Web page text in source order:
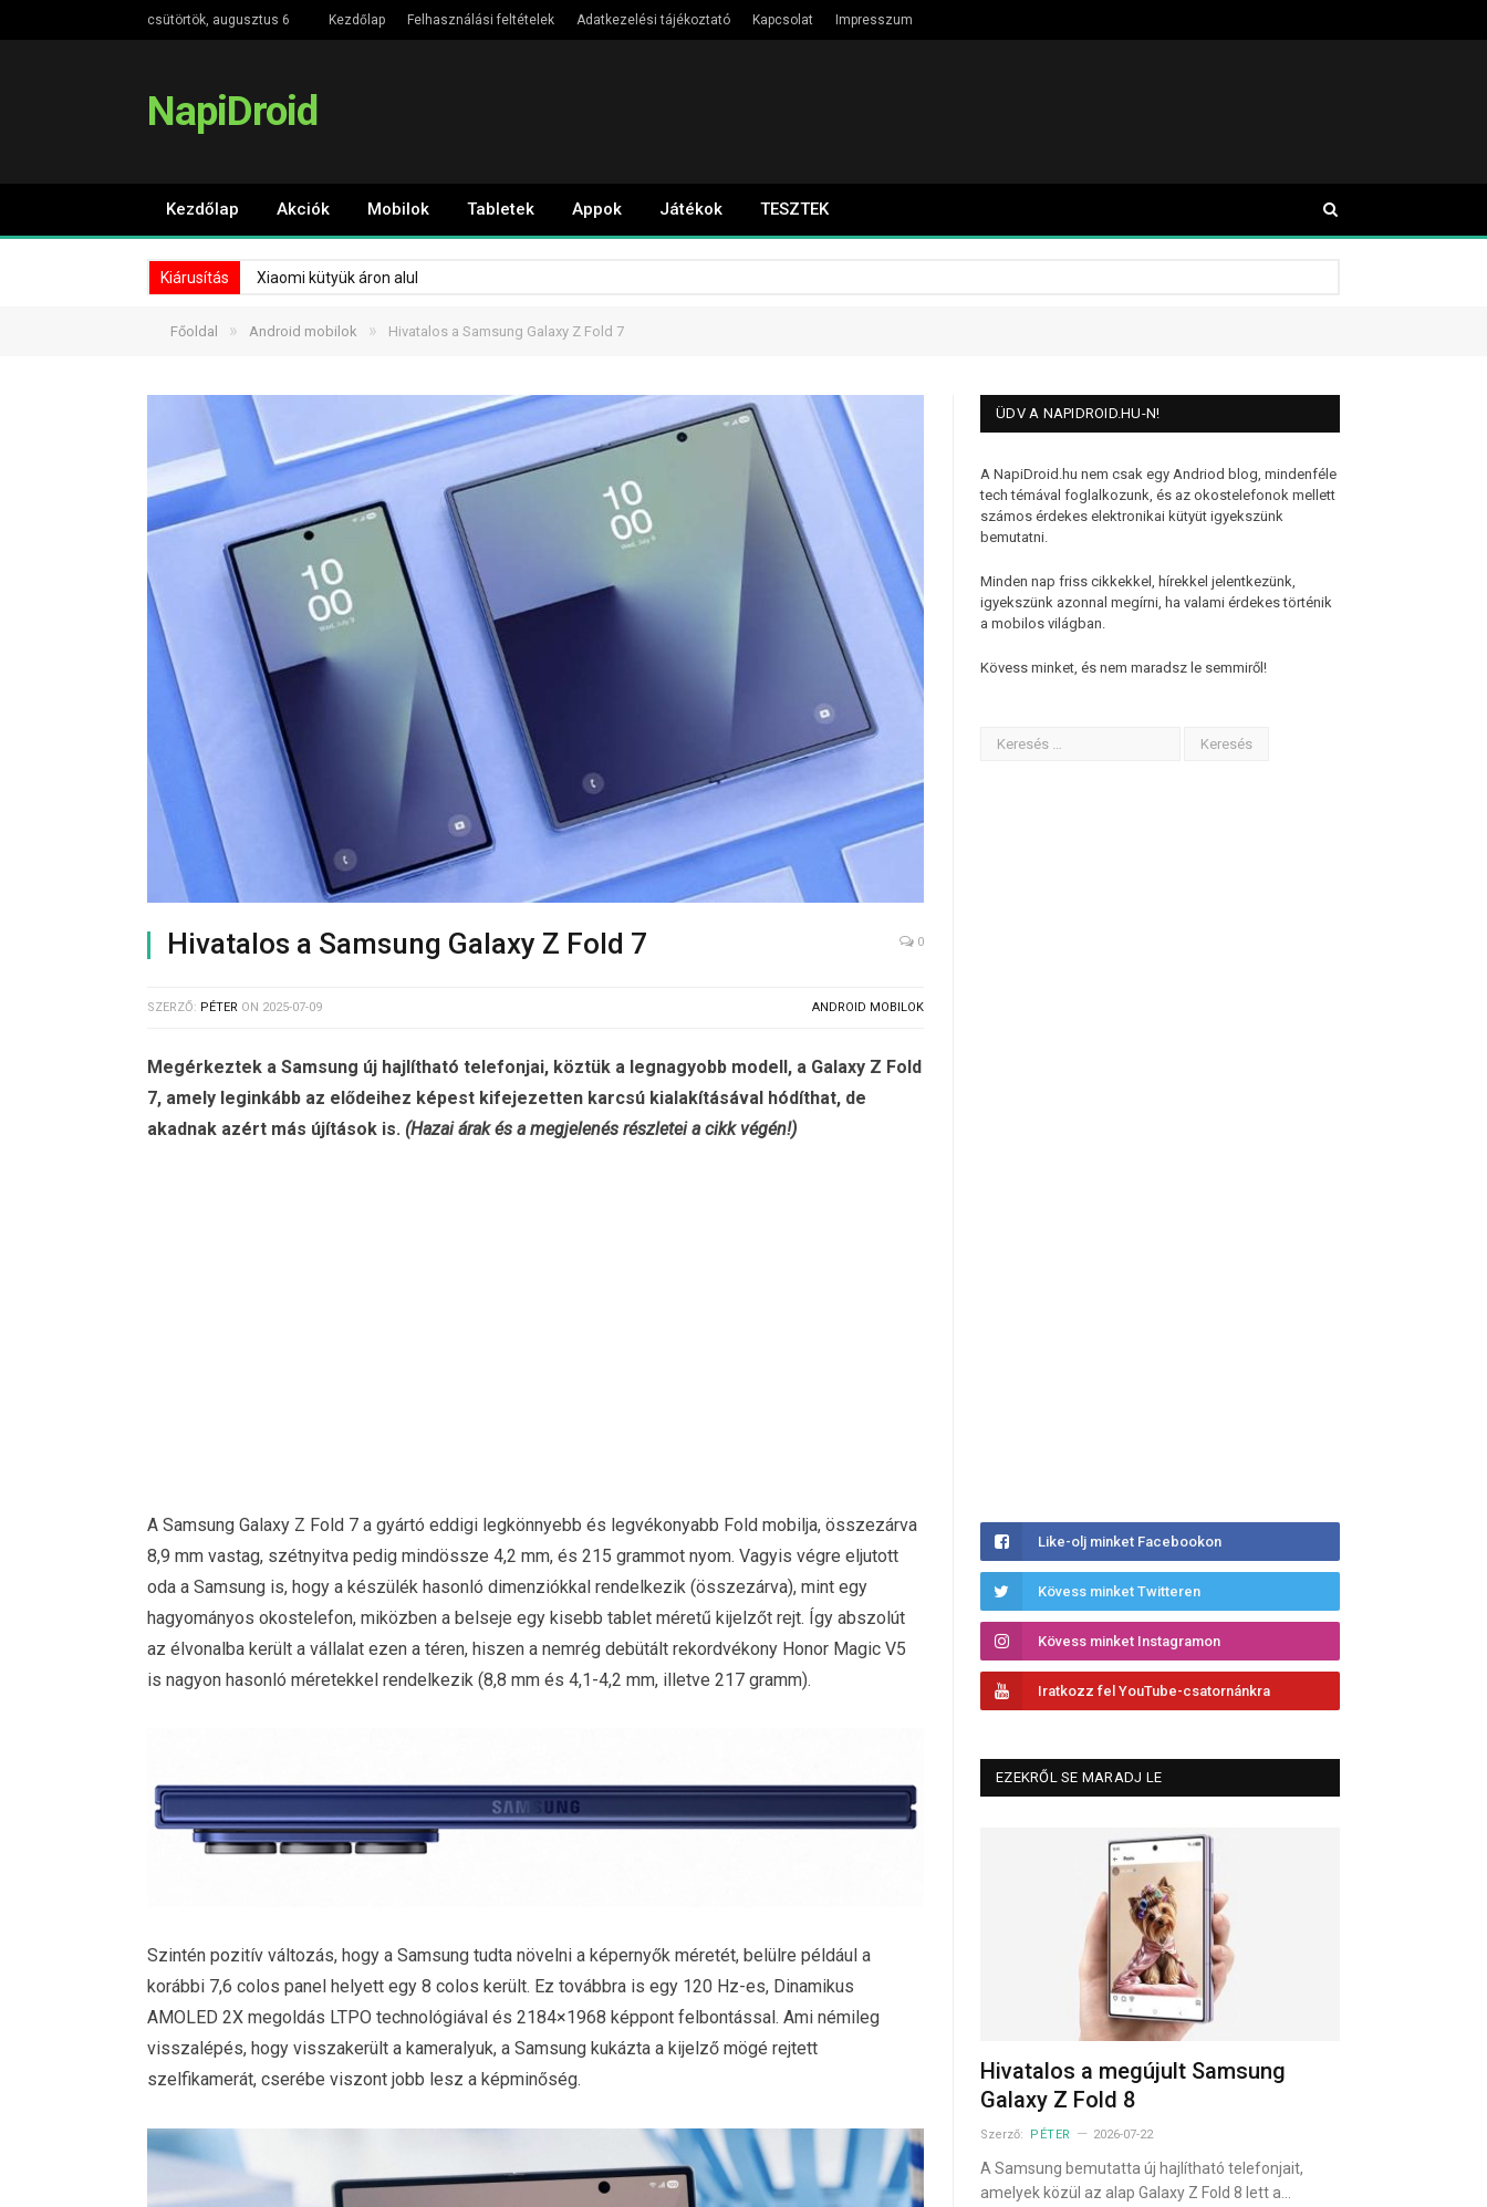
csütörtök, augusztus 6 Kezdőlap Felhasználási feltételek Adatkezelési tájékoztató Kapcsolat Impresszum
NapiDroid
Kezdőlap Akciók Mobilok Tabletek Appok Játékok TESZTEK
Kiárusítás Xiaomi kütyük áron alul
Főoldal » Android mobilok » Hivatalos a Samsung Galaxy Z Fold 7
Hivatalos a Samsung Galaxy Z Fold 7 0
SZERZŐ: PÉTER ON 2025-07-09 ANDROID MOBILOK
Megérkeztek a Samsung új hajlítható telefonjai, köztük a legnagyobb modell, a Galaxy Z Fold
7, amely leginkább az elődeihez képest kifejezetten karcsú kialakításával hódíthat, de
akadnak azért más újítások is. (Hazai árak és a megjelenés részletei a cikk végén!)
A Samsung Galaxy Z Fold 7 a gyártó eddigi legkönnyebb és legvékonyabb Fold mobilja, összezárva
8,9 mm vastag, szétnyitva pedig mindössze 4,2 mm, és 215 grammot nyom. Vagyis végre eljutott
oda a Samsung is, hogy a készülék hasonló dimenziókkal rendelkezik (összezárva), mint egy
hagyományos okostelefon, miközben a belseje egy kisebb tablet méretű kijelzőt rejt. Így abszolút
az élvonalba került a vállalat ezen a téren, hiszen a nemrég debütált rekordvékony Honor Magic V5
is nagyon hasonló méretekkel rendelkezik (8,8 mm és 4,1-4,2 mm, illetve 217 gramm).
Szintén pozitív változás, hogy a Samsung tudta növelni a képernyők méretét, belülre például a
korábbi 7,6 colos panel helyett egy 8 colos került. Ez továbbra is egy 120 Hz-es, Dinamikus
AMOLED 2X megoldás LTPO technológiával és 2184×1968 képpont felbontással. Ami némileg
visszalépés, hogy visszakerült a kameralyuk, a Samsung kukázta a kijelző mögé rejtett
szelfikamerát, cserébe viszont jobb lesz a képminőség.
ÜDV A NAPIDROID.HU-N!
A NapiDroid.hu nem csak egy Andriod blog, mindenféle
tech témával foglalkozunk, és az okostelefonok mellett
számos érdekes elektronikai kütyüt igyekszünk
bemutatni.
Minden nap friss cikkekkel, hírekkel jelentkezünk,
igyekszünk azonnal megírni, ha valami érdekes történik
a mobilos világban.
Kövess minket, és nem maradsz le semmiről!
Like-olj minket Facebookon
Kövess minket Twitteren
Kövess minket Instagramon
Iratkozz fel YouTube-csatornánkra
EZEKRŐL SE MARADJ LE
Hivatalos a megújult Samsung
Galaxy Z Fold 8
Szerző: PÉTER 2026-07-22
A Samsung bemutatta új hajlítható telefonjait,
amelyek közül az alap Galaxy Z Fold 8 lett a…